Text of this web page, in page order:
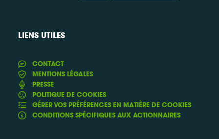
LIENS UTILES
CONTACT
MENTIONS LÉGALES
PRESSE
POLITIQUE DE COOKIES
GÉRER VOS PRÉFÉRENCES EN MATIÈRE DE COOKIES
CONDITIONS SPÉCIFIQUES AUX ACTIONNAIRES